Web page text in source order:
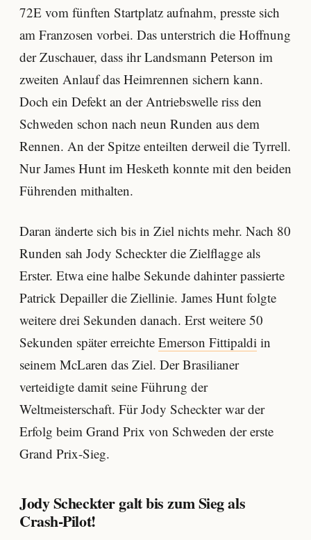
72E vom fünften Startplatz aufnahm, presste sich
am Franzosen vorbei. Das unterstrich die Hoffnung
der Zuschauer, dass ihr Landsmann Peterson im
zweiten Anlauf das Heimrennen sichern kann.
Doch ein Defekt an der Antriebswelle riss den
Schweden schon nach neun Runden aus dem
Rennen. An der Spitze enteilten derweil die Tyrrell.
Nur James Hunt im Hesketh konnte mit den beiden
Führenden mithalten.
Daran änderte sich bis in Ziel nichts mehr. Nach 80
Runden sah Jody Scheckter die Zielflagge als
Erster. Etwa eine halbe Sekunde dahinter passierte
Patrick Depailler die Ziellinie. James Hunt folgte
weitere drei Sekunden danach. Erst weitere 50
Sekunden später erreichte Emerson Fittipaldi in
seinem McLaren das Ziel. Der Brasilianer
verteidigte damit seine Führung der
Weltmeisterschaft. Für Jody Scheckter war der
Erfolg beim Grand Prix von Schweden der erste
Grand Prix-Sieg.
Jody Scheckter galt bis zum Sieg als
Crash-Pilot!